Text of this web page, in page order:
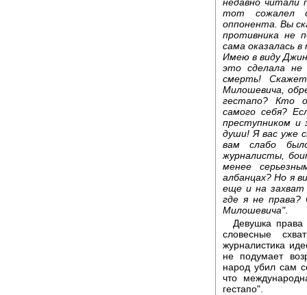
тот сожалел о
оппонента. Вы
противника не
сама оказалась
Имею в виду
это сделала
смерть!
Милошевича,
гестапо? Кто
самого себя?
преступником и
души! Я вас уже
вам слабо
журналисты,
менее
албанцах? Но я
еще и на захват
где я не права?
Милошевича".
Девушка права
словесные
журналистика
не подумает
народ убил сам
что
гестапо".